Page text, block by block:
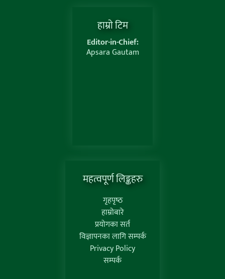
हाम्राे टिम
Editor-in-Chief:
Apsara Gautam
महत्वपूर्ण लिङ्कहरु
गृहपृष्‍ठ
हाम्रोबारे
प्रयोगका सर्त
विज्ञापनका लागि सम्पर्क
Privacy Policy
सम्पर्क